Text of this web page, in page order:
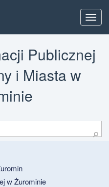
Menu
Publicznej
i Miasta w
⚲
w Żurominie